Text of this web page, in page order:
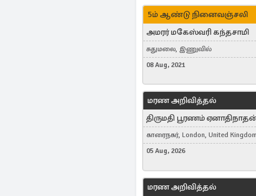
5ம் ஆண்டு நினைவஞ்சலி
அமரர் மகேஸ்வரி கந்தசாமி
சுதுமலை, இணுவில்
08 Aug, 2021
மரண அறிவித்தல்
திருமதி பூரணம்
காரைநகர், London, United Kingdom
05 Aug, 2026
மரண அறிவித்தல்